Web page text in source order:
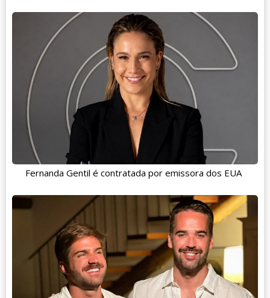
Fernanda Gentil é contratada por emissora dos EUA